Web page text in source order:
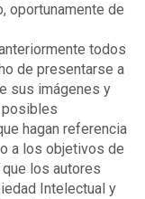
oportunamente de
todos
de presentarse a
sus imágenes y
posibles
hagan referencia
a los objetivos de
los autores
Intelectual y